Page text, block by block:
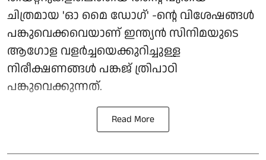
ചിത്രമായ 'ഓ മൈ ഡോഗ്' -ന്റെ വിശേഷങ്ങൾ
പങ്കുവെക്കവെയാണ് ഇന്ത്യൻ സിനിമയുടെ
ആഗോള വളർച്ചയെക്കുറിച്ചുള്ള
നിരീക്ഷണങ്ങൾ പങ്കജ് ത്രിപാഠി
പങ്കുവെക്കുന്നത്.
Read More